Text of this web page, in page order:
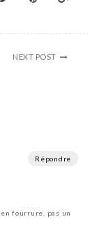
NEXT POST
Répondre
fourrure, pas un